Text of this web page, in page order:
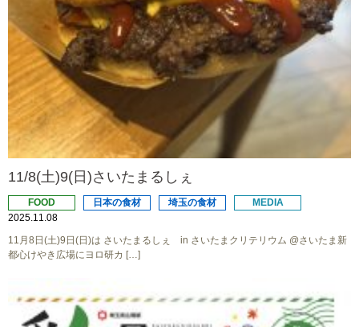
11/8(土)9(日)さいたまるしぇ
FOOD 日本の食材 埼玉の食材
MEDIA
2025.11.08
11月8日(土)9日(日)は さいたまるしぇ in さいたまクリテリウム @さいたま新
都心けやき広場にヨロ研カ […]